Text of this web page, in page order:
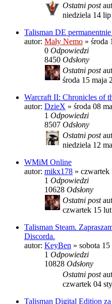
Ostatni post
niedziela 14
Talisman DE
autor: Mały Nemo » środa
0 Odpowiedzi
8450 Odsłony
Ostatni post
środa 15 maja
Warcraft II: Chronicles of
autor: DzieX » środa 08
1 Odpowiedzi
8507 Odsłony
Ostatni post
niedziela 12
WMiM Online
autor: mikx178 » czwartek
1 Odpowiedzi
10628 Odsłony
Ostatni post
czwartek 15
Talisman Steam.
Discorda.
autor: KeyBen » sobota
1 Odpowiedzi
10828 Odsłony
Ostatni post
czwartek 04
Talisman Digital Edition